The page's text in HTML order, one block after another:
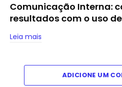
Comunicação Interna:
resultados com o uso
Leia mais
ADICIONE UM